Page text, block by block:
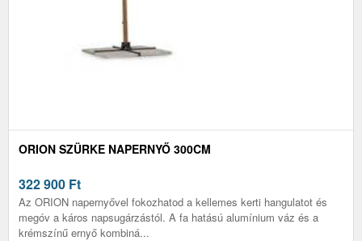
ORION SZÜRKE NAPERNYŐ 300CM
322 900 Ft
Az ORION napernyővel fokozhatod a kellemes kerti hangulatot és
megóv a káros napsugárzástól. A fa hatású alumínium váz és a
krémszínű ernyő kombiná...